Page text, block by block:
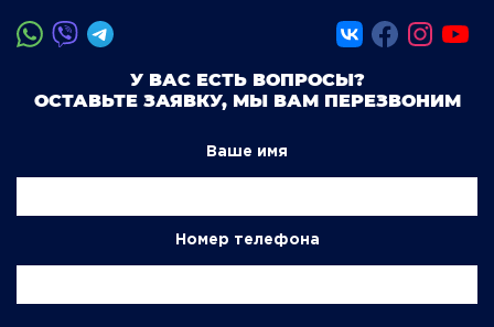
У ВАС ЕСТЬ ВОПРОСЫ?
ОСТАВЬТЕ ЗАЯВКУ, МЫ ВАМ ПЕРЕЗВОНИМ
Ваше имя
Номер телефона